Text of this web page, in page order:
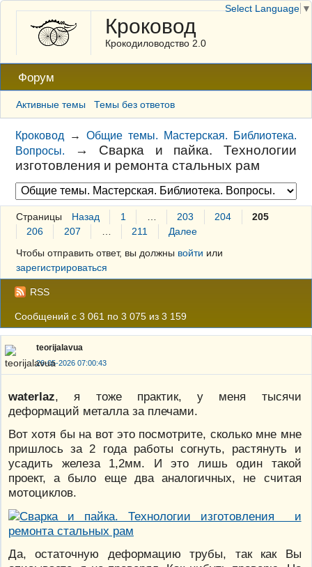
Кроковод
Крокодиловодство 2.0
Форум
Активные темы Темы без ответов
Кроковод →Общие темы. Мастерская. Библиотека.
Вопросы.
→ Сварка и пайка. Технологии
изготовления и ремонта стальных рам
Страницы Назад 1 203 204
205
206
207 211
Далее
Чтобы отправить ответ, вы должны войти или
зарегистрироваться
RSS
Сообщений с 3 061 по 3 075 из 3 159
teorijalavua
26-05-2026 07:00:43
waterlaz, я тоже практик, у меня тысячи
деформаций металла за плечами.
Вот хотя бы на вот это посмотрите, сколько мне мне
пришлось за 2 года работы согнуть, растянуть и
усадить железа 1,2мм. И это лишь один такой
проект, а было еще два аналогичных, не считая
мотоциклов.
Да, остаточную деформацию трубы, так как Вы
Select Language ▼